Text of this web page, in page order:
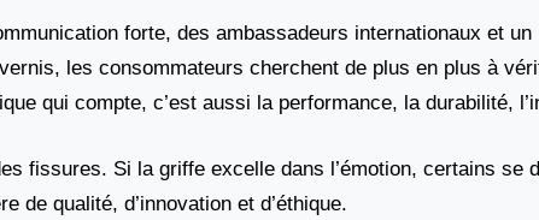
forte, des ambassadeurs internationaux et
les consommateurs cherchent de plus en plus à
qui compte, c’est aussi la performance, la durabilité,
fissures. Si la griffe excelle dans l’émotion, certains se
de qualité, d’innovation et d’éthique.